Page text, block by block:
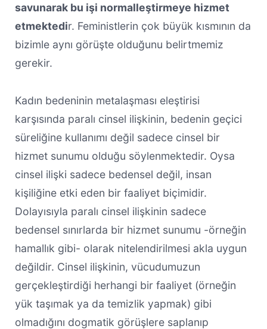
savunarak bu işi normalleştirmeye hizmet
etmektedir. Feministlerin çok büyük kısmının da
bizimle aynı görüşte olduğunu belirtmemiz
gerekir.
Kadın bedeninin metalaşması eleştirisi
karşısında paralı cinsel ilişkinin, bedenin geçici
süreliğine kullanımı değil sadece cinsel bir
hizmet sunumu olduğu söylenmektedir. Oysa
cinsel ilişki sadece bedensel değil, insan
kişiliğine etki eden bir faaliyet biçimidir.
Dolayısıyla paralı cinsel ilişkinin sadece
bedensel sınırlarda bir hizmet sunumu -örneğin
hamallık gibi- olarak nitelendirilmesi akla uygun
değildir. Cinsel ilişkinin, vücudumuzun
gerçekleştirdiği herhangi bir faaliyet (örneğin
yük taşımak ya da temizlik yapmak) gibi
olmadığını dogmatik görüşlere saplanıp